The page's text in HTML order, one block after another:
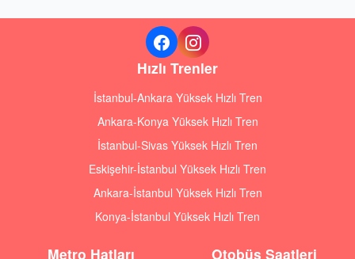
Hızlı Trenler
İstanbul-Ankara Yüksek Hızlı Tren
Ankara-Konya Yüksek Hızlı Tren
İstanbul-Sivas Yüksek Hızlı Tren
Eskişehir-İstanbul Yüksek Hızlı Tren
Ankara-İstanbul Yüksek Hızlı Tren
Konya-İstanbul Yüksek Hızlı Tren
Metro Hatları Otobüs Saatleri